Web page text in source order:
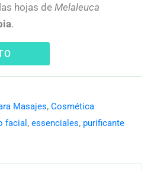
hojas deMelaleuca
.
Masajes,Cosmética
facial ,essenciales, purificante